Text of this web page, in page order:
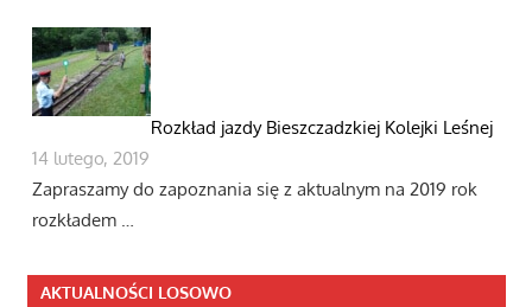
Rozkład jazdy Bieszczadzkiej Kolejki Leśnej
14 lutego, 2019
Zapraszamy do zapoznania się z aktualnym na 2019 rok
rozkładem …
AKTUALNOŚCI LOSOWO